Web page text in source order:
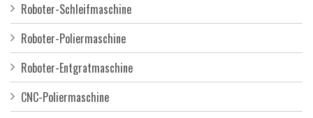
Roboter-Schleifmaschine
Roboter-Poliermaschine
Roboter-Entgratmaschine
CNC-Poliermaschine